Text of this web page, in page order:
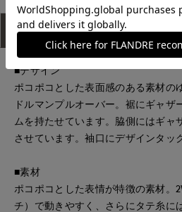
アイテム説明 サイズ詳細
■デザイン
ポコポコとした表面感のある素材の
ドルマンプルオーバー。裾にギャザ
ムを持たせています。脇側にはギャ
させています。袖口にデザインタッ
■素材
ポコポコとした表情が特徴の素材。
チ）で動きやすく、さらにタテ糸に